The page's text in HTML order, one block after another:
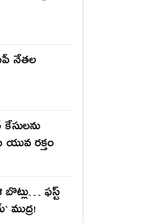
నేతల
యువ రక్తం
ఫ‌స్ట్
ముద్ర‌!